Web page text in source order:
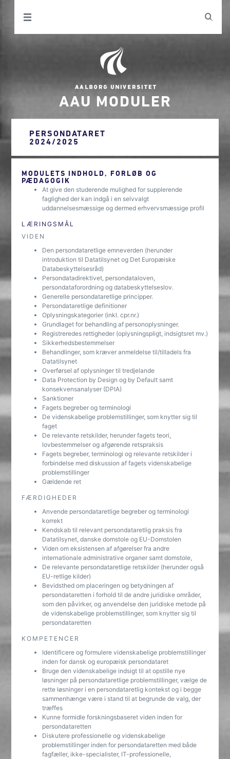
AAU MODULER
PERSONDATARET
2024/2025
MODULETS INDHOLD, FORLØB OG
PÆDAGOGIK
At give den studerende mulighed for supplerende
faglighed der kan indgå i en selvvalgt
uddannelsesmæssige og dermed erhvervsmæssige profil
LÆRINGSMÅL
VIDEN
Den persondataretlige emneverden (herunder
introduktion til Datatilsynet og Det Europæiske
Databeskyttelsesråd)
Persondatadirektivet, persondataloven,
persondataforordning og databeskyttelseslov.
Generelle persondataretlige principper.
Persondataretlige definitioner
Oplysningskategorier (inkl. cpr.nr.)
Grundlaget for behandling af personoplysninger.
Registreredes rettigheder (oplysningspligt, indsigtsret mv.)
Sikkerhedsbestemmelser
Behandlinger, som kræver anmeldelse til/tilladels fra
Datatilsynet
Overførsel af oplysninger til tredjelande
Data Protection by Design og by Default samt
konsekvensanalyser (DPIA)
Sanktioner
Fagets begreber og terminologi
De videnskabelige problemstillinger, som knytter sig til
faget
De relevante retskilder, herunder fagets teori,
lovbestemmelser og afgørende retspraksis
Fagets begreber, terminologi og relevante retskilder i
forbindelse med diskussion af fagets videnskabelige
problemstillinger
Gældende ret
FÆRDIGHEDER
Anvende persondataretlige begreber og terminologi
korrekt
Kendskab til relevant persondataretlig praksis fra
Datatilsynet, danske domstole og EU-Domstolen
Viden om eksistensen af afgørelser fra andre
internationale administrative organer samt domstole,
De relevante persondataretlige retskilder (herunder også
EU-retlige kilder)
Bevidsthed om placeringen og betydningen af
persondataretten i forhold til de andre juridiske områder,
som den påvirker, og anvendelse den juridiske metode på
de videnskabelige problemstillinger, som knytter sig til
persondataretten
KOMPETENCER
Identificere og formulere videnskabelige problemstillinger
inden for dansk og europæisk persondataret
Bruge den videnskabelige indsigt til at opstille nye
løsninger på persondataretlige problemstillinger, vælge de
rette løsninger i en persondataretlig kontekst og i begge
sammenhænge være i stand til at begrunde de valg, der
træffes
Kunne formidle forskningsbaseret viden inden for
persondataretten
Diskutere professionelle og videnskabelige
problemstillinger inden for persondataretten med både
fagfæller, ikke-specialister, IT-professionelle,